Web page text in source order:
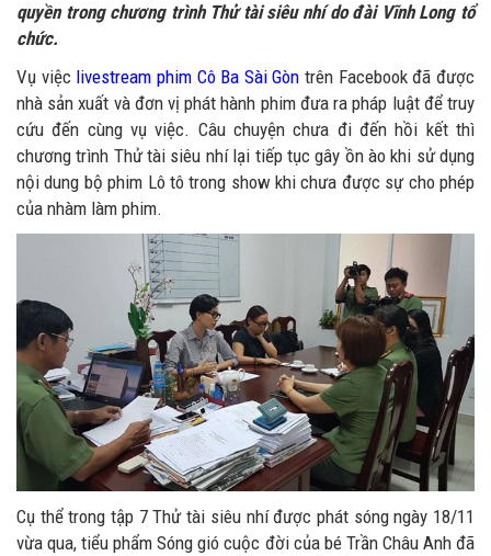
quyền trong chương trình Thử tài siêu nhí do đài Vĩnh Long tổ
chức.
Vụ việc livestream phim Cô Ba Sài Gòn trên Facebook đã được
nhà sản xuất và đơn vị phát hành phim đưa ra pháp luật để truy
cứu đến cùng vụ việc. Câu chuyện chưa đi đến hồi kết thì
chương trình Thử tài siêu nhí lại tiếp tục gây ồn ào khi sử dụng
nội dung bộ phim Lô tô trong show khi chưa được sự cho phép
của nhàm làm phim.
Cụ thể trong tập 7 Thử tài siêu nhí được phát sóng ngày 18/11
vừa qua, tiểu phẩm Sóng gió cuộc đời của bé Trần Châu Anh đã